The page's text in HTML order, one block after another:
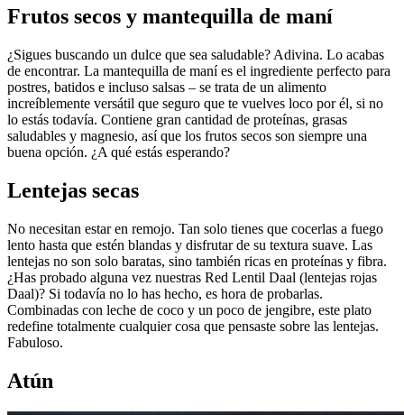
Frutos secos y mantequilla de maní
¿Sigues buscando un dulce que sea saludable? Adivina. Lo acabas
de encontrar. La mantequilla de maní es el ingrediente perfecto para
postres, batidos e incluso salsas – se trata de un alimento
increíblemente versátil que seguro que te vuelves loco por él, si no
lo estás todavía. Contiene gran cantidad de proteínas, grasas
saludables y magnesio, así que los frutos secos son siempre una
buena opción. ¿A qué estás esperando?
Lentejas secas
No necesitan estar en remojo. Tan solo tienes que cocerlas a fuego
lento hasta que estén blandas y disfrutar de su textura suave. Las
lentejas no son solo baratas, sino también ricas en proteínas y fibra.
¿Has probado alguna vez nuestras Red Lentil Daal (lentejas rojas
Daal)? Si todavía no lo has hecho, es hora de probarlas.
Combinadas con leche de coco y un poco de jengibre, este plato
redefine totalmente cualquier cosa que pensaste sobre las lentejas.
Fabuloso.
Atún